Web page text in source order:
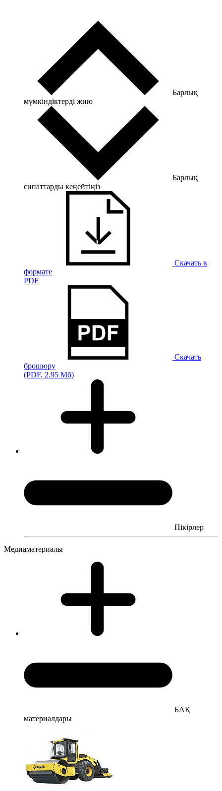
Барлық
мүмкіндіктерді жию
Барлық
сипаттарды кеңейтіңіз
Скачать в
формате
PDF
Скачать
брошюру
(PDF, 2.95 Мб)
Пікірлер
Медиаматериалы
БАҚ
материалдары